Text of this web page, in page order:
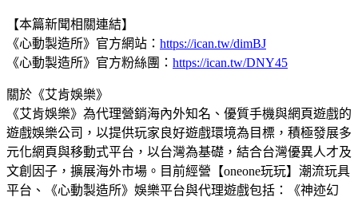
【本篇新聞相關連結】
《心動製造所》官方網站： https://ican.tw/dimBJ
《心動製造所》官方粉絲團： https://ican.tw/DNY45
關於《艾肯娛樂》
《艾肯娛樂》為代理營銷海內外知名、優質手機與網頁遊戲的
遊戲娛樂公司，以提供玩家良好遊戲環境為目標，積極發展多
元化網頁與移動式平台，以台灣為基礎，結合台灣優異人才及
文創因子，擴展海外市場。目前經營【oneone玩玩】潮流玩具
平台、《心動製造所》娛樂平台與代理遊戲包括：《神迹幻